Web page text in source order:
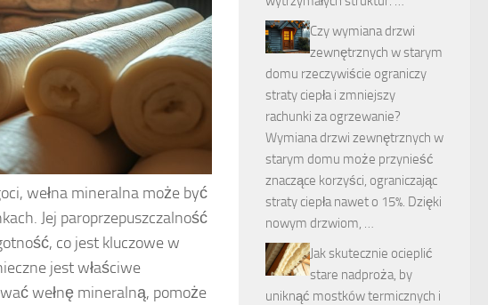
wełna mineralna może być
Jej paroprzepuszczalność
co jest kluczowe w
jest właściwe
wełnę mineralną, pomoże
Czy wymiana drzwi
zewnętrznych w starym
domu rzeczywiście ograniczy
straty ciepła i zmniejszy
rachunki za ogrzewanie?
Wymiana drzwi zewnętrznych w
starym domu może przynieść
znaczące korzyści, ograniczając
straty ciepła nawet o 15%. Dzięki
nowym drzwiom, …
Jak skutecznie ocieplić
stare nadproża, by
uniknąć mostków termicznych i